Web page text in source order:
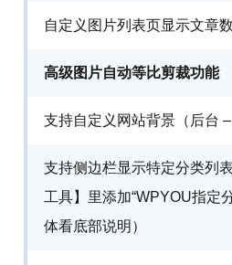
自定义图片列表页显示文章数
高级图片自动等比剪裁功能
支持自定义网站背景（后台 –
支持侧边栏显示特定分类列
工具】里添加“WPYOU指定
体看底部说明）